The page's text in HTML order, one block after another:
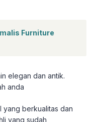
Furniture
elegan dan antik.
anda
yang berkualitas dan
yang sudah